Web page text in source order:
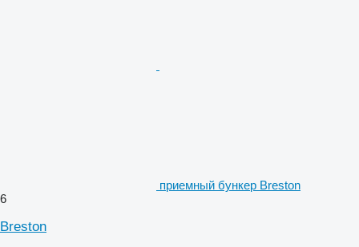
приемный бункер Breston
6
Breston